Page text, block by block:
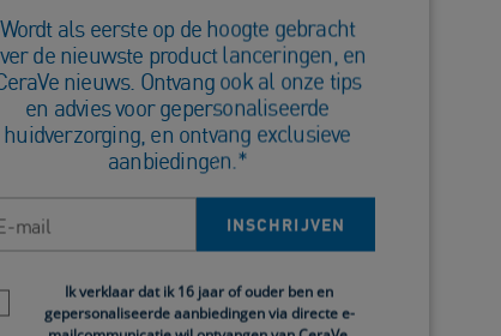
huidverzorging, andere niet, zoals je
kan veroorzaken.
Wordt als eerste op de hoogte gebracht
de nieuwste product lanceringen, en
nieuws. Ontvang ook al onze tips
en advies voor gepersonaliseerde
huidverzorging, en ontvang exclusieve
aanbiedingen.*
INSCHRIJVEN
policy
Ik verklaar dat ik 16 jaar of ouder ben en
gepersonaliseerde aanbiedingen via directe e-